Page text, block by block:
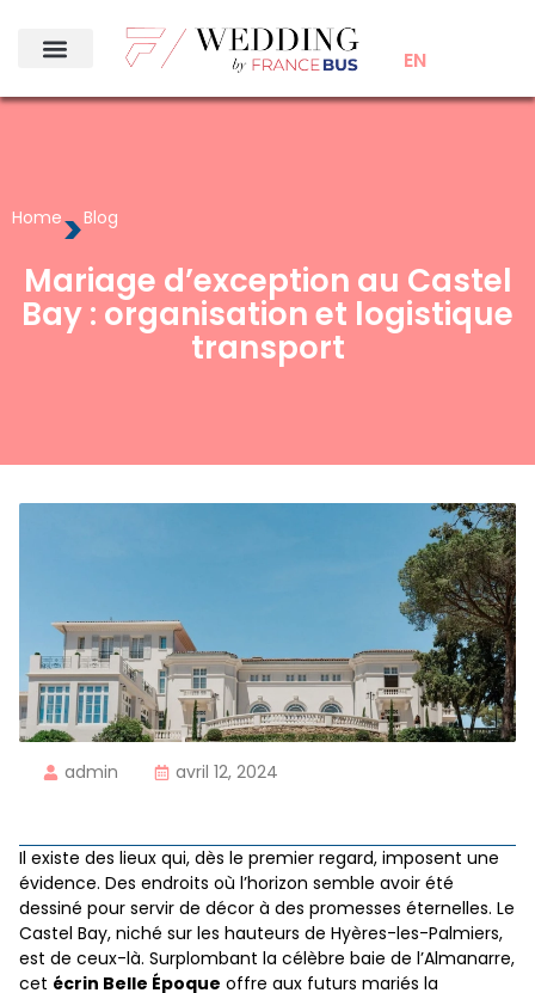
EN
Home>Blog
Mariage d’exception au Castel
Bay : organisation et logistique
transport
admin avril 12, 2024
Il existe des lieux qui, dès le premier regard, imposent une
évidence. Des endroits où l’horizon semble avoir été
dessiné pour servir de décor à des promesses éternelles. Le
Castel Bay, niché sur les hauteurs de Hyères-les-Palmiers,
est de ceux-là. Surplombant la célèbre baie de l’Almanarre,
cet écrin Belle Époque offre aux futurs mariés la